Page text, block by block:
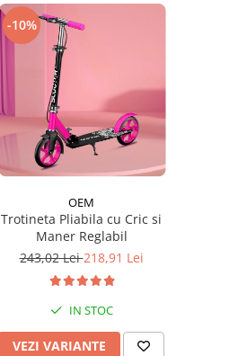
-10%
OEM
Trotineta Pliabila cu Cric si
Maner Reglabil
243,02 Lei218,91 Lei
IN STOC
VEZI VARIANTE